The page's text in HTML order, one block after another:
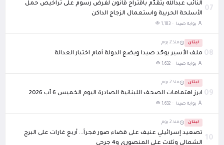
07
النائب عبدالله يتقدّم باقتراح قانون لفرض رسوم على تراخيص حمل
الأسلحة الحربية واستعمال الزجاج الداكن
بوابة صيدا · 1,183
08
لبنان منذ 2 يوم
ملف الأسير يوحّد صيدا ويضع الدولة أمام اختبار العدالة
بوابة صيدا · 1,632
09
لبنان منذ 2 يوم
ابرز اهتمامات الصحف اللبنانية الصادرة اليوم الخميس 6 آب 2026
بوابة صيدا · 1,632
10
لبنان منذ 2 يوم
تصعيد إسرائيلي عنيف على قضاء صور فجراً... أربع غارات على البرج
الشمالي وثلاث على المنصوري و4 جرحى